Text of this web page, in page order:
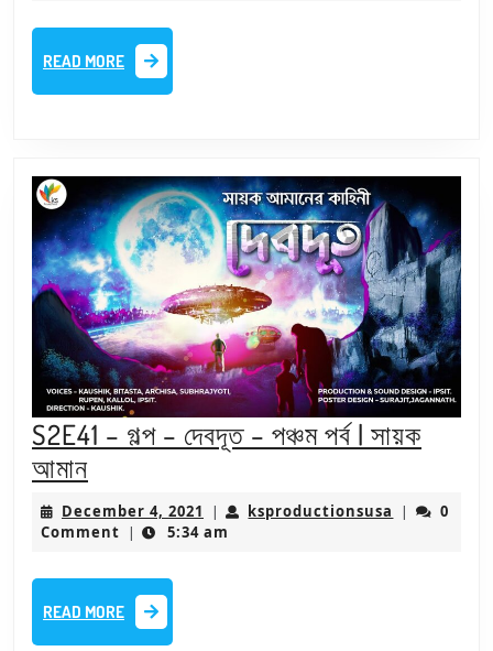
বাংলা
গল্প
পিয়ালী
ঘোষ
READ MORE
READ
MORE
S2E41 – গল্প – দেবদূত – পঞ্চম পর্ব | সায়ক
আমানS2E41
–
গল্প
দেবদূত
–
December 4, 2021 December
4,
| ksproductionsusa |
0
Comment | 5:34 am
READ MORE
READ
MORE